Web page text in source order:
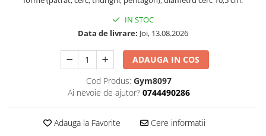
Biciclete Viking Explorer
Camere Senzoriale
Amenajări camere senzoriale
Echipamente camere senzoriale
Oferte pentru Camere Senzoriale
IN STOC
Data de livrare: Joi, 13.08.2026
ADAUGA IN COS
Cod Produs: Gym8097
Ai nevoie de ajutor? 0744490286
Adauga la Favorite Cere informatii